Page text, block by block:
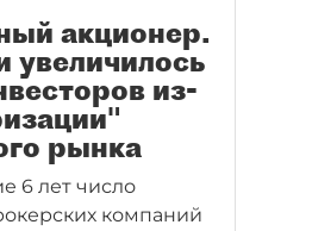
акционер.
увеличилось
из-
рынка
6 лет число
компаний